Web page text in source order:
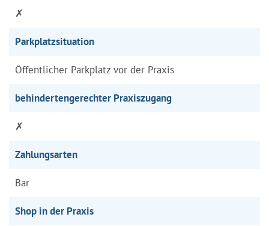
✗
Parkplatzsituation
Öffentlicher Parkplatz vor der Praxis
behindertengerechter Praxiszugang
✗
Zahlungsarten
Bar
Shop in der Praxis